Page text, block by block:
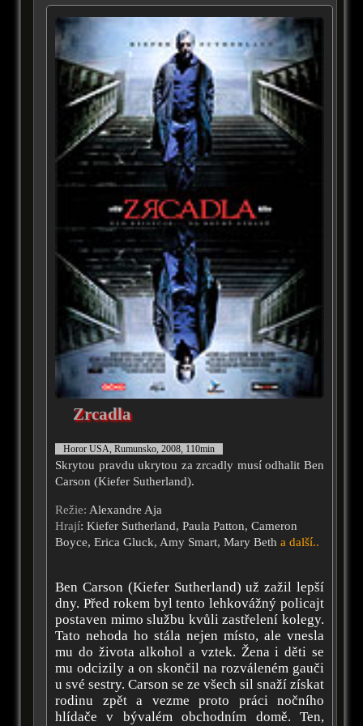
Zrcadla
Horor USA, Rumunsko, 2008, 110min
Skrytou pravdu ukrytou za zrcadly musí odhalit Ben
Carson (Kiefer Sutherland).
Režie: Alexandre Aja
Hrají: Kiefer Sutherland, Paula Patton, Cameron
Boyce, Erica Gluck, Amy Smart, Mary Beth a další..
Ben Carson (Kiefer Sutherland) už zažil lepší
dny. Před rokem byl tento lehkovážný policajt
postaven mimo službu kvůli zastřelení kolegy.
Tato nehoda ho stála nejen místo, ale vnesla
mu do života alkohol a vztek. Žena i děti se
mu odcizily a on skončil na rozváleném gauči
u své sestry. Carson se ze všech sil snaží získat
rodinu zpět a vezme proto práci nočního
hlídače v bývalém obchodním domě. Ten,